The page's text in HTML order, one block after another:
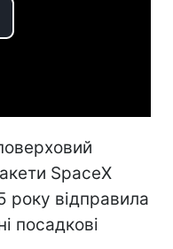
SpaceX
року відправила
посадкові